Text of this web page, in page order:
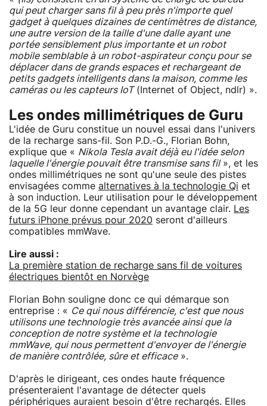
qui peut charger sans fil à peu près n'importe quel
gadget à quelques dizaines de centimètres de distance,
une autre version de la taille d'une dalle ayant une
portée sensiblement plus importante et un robot
mobile semblable à un robot-aspirateur conçu pour se
déplacer dans de grands espaces et rechargeant de
petits gadgets intelligents dans la maison, comme les
caméras ou les capteurs IoT(Internet of Object, ndlr) ».
Les ondes millimétriques de Guru
L'idée de Guru constitue un nouvel essai dans l'univers
de la recharge sans-fil. Son P.D.-G., Florian Bohn,
explique que « Nikola Tesla avait déjà eu l'idée selon
laquelle l'énergie pouvait être transmise sans fil», et les
ondes millimétriques ne sont qu'une seule des pistes
envisagées comme alternatives à la technologie Qi et
à son induction. Leur utilisation pour le développement
de la 5G leur donne cependant un avantage clair. Les
futurs iPhone prévus pour 2020 seront d'ailleurs
compatibles mmWave.
Lire aussi :
La première station de recharge sans fil de voitures
électriques bientôt en Norvège
Florian Bohn souligne donc ce qui démarque son
entreprise : « Ce qui nous différencie, c'est que nous
utilisons une technologie très avancée ainsi que la
conception de notre système et la technologie
mmWave, qui nous permettent d'envoyer de l'énergie
de manière contrôlée, sûre et efficace».
D'après le dirigeant, ces ondes haute fréquence
présenteraient l'avantage de détecter quels
périphériques auraient besoin d'être rechargés. Elles